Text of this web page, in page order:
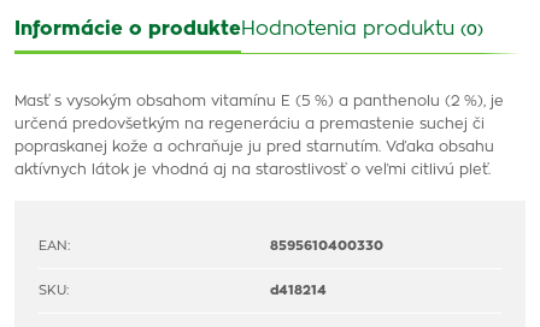
Informácie o produkteHodnotenia produktu (0)
Masť s vysokým obsahom vitamínu E (5 %) a panthenolu (2 %), je
určená predovšetkým na regeneráciu a premastenie suchej či
popraskanej kože a ochraňuje ju pred starnutím. Vďaka obsahu
aktívnych látok je vhodná aj na starostlivosť o veľmi citlivú pleť.
EAN: 8595610400330
SKU: d418214